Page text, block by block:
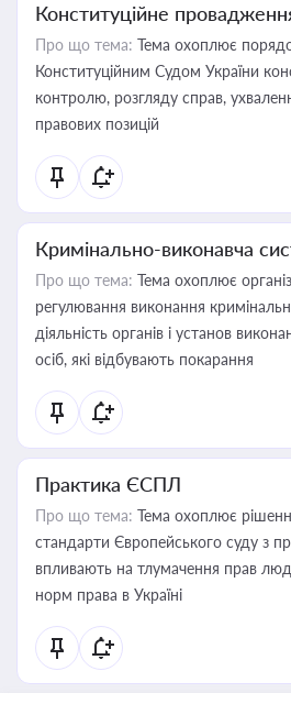
Конституційне
Про що тема: Тема охоплює
Конституційним Судом України
контролю, розгляду справ,
правових позицій
Кримінально-виконавча
Про що тема: Тема охоплює
регулювання виконання
діяльність органів і установ
осіб, які відбувають покарання
Практика ЄСПЛ
Про що тема: Тема охоплює
стандарти Європейського суду з
впливають на тлумачення прав
норм права в Україні